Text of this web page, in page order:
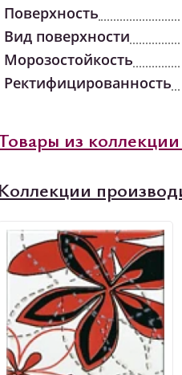
Поверхность
Вид поверхности
Морозостойкость
Ректифицированность
Товары из